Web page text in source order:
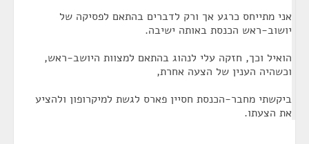
אני מתייחס כרגע אך ורק לדברים בהתאם לפסיקה של
יושוב-ראש הכנסת באותה ישיבה.
הואיל וכך, חזקה עלי לנהוג בהתאם למצוות היושב-ראש,
וכשהיה הענין של הצעה אחרת,
ביקשתי מחבר-הכנסת חסיין פארס לגשת למיקרופון ולהציע
את הצעתו.